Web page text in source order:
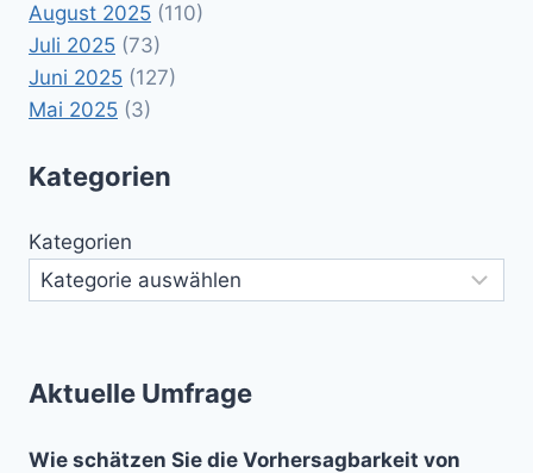
August 2025 (110)
Juli 2025 (73)
Juni 2025 (127)
Mai 2025 (3)
Kategorien
Kategorien
Aktuelle Umfrage
Wie schätzen Sie die Vorhersagbarkeit von